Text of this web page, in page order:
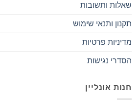
שאלות ותשובות
תקנון ותנאי שימוש
מדיניות פרטיות
הסדרי נגישות
חנות אונליין